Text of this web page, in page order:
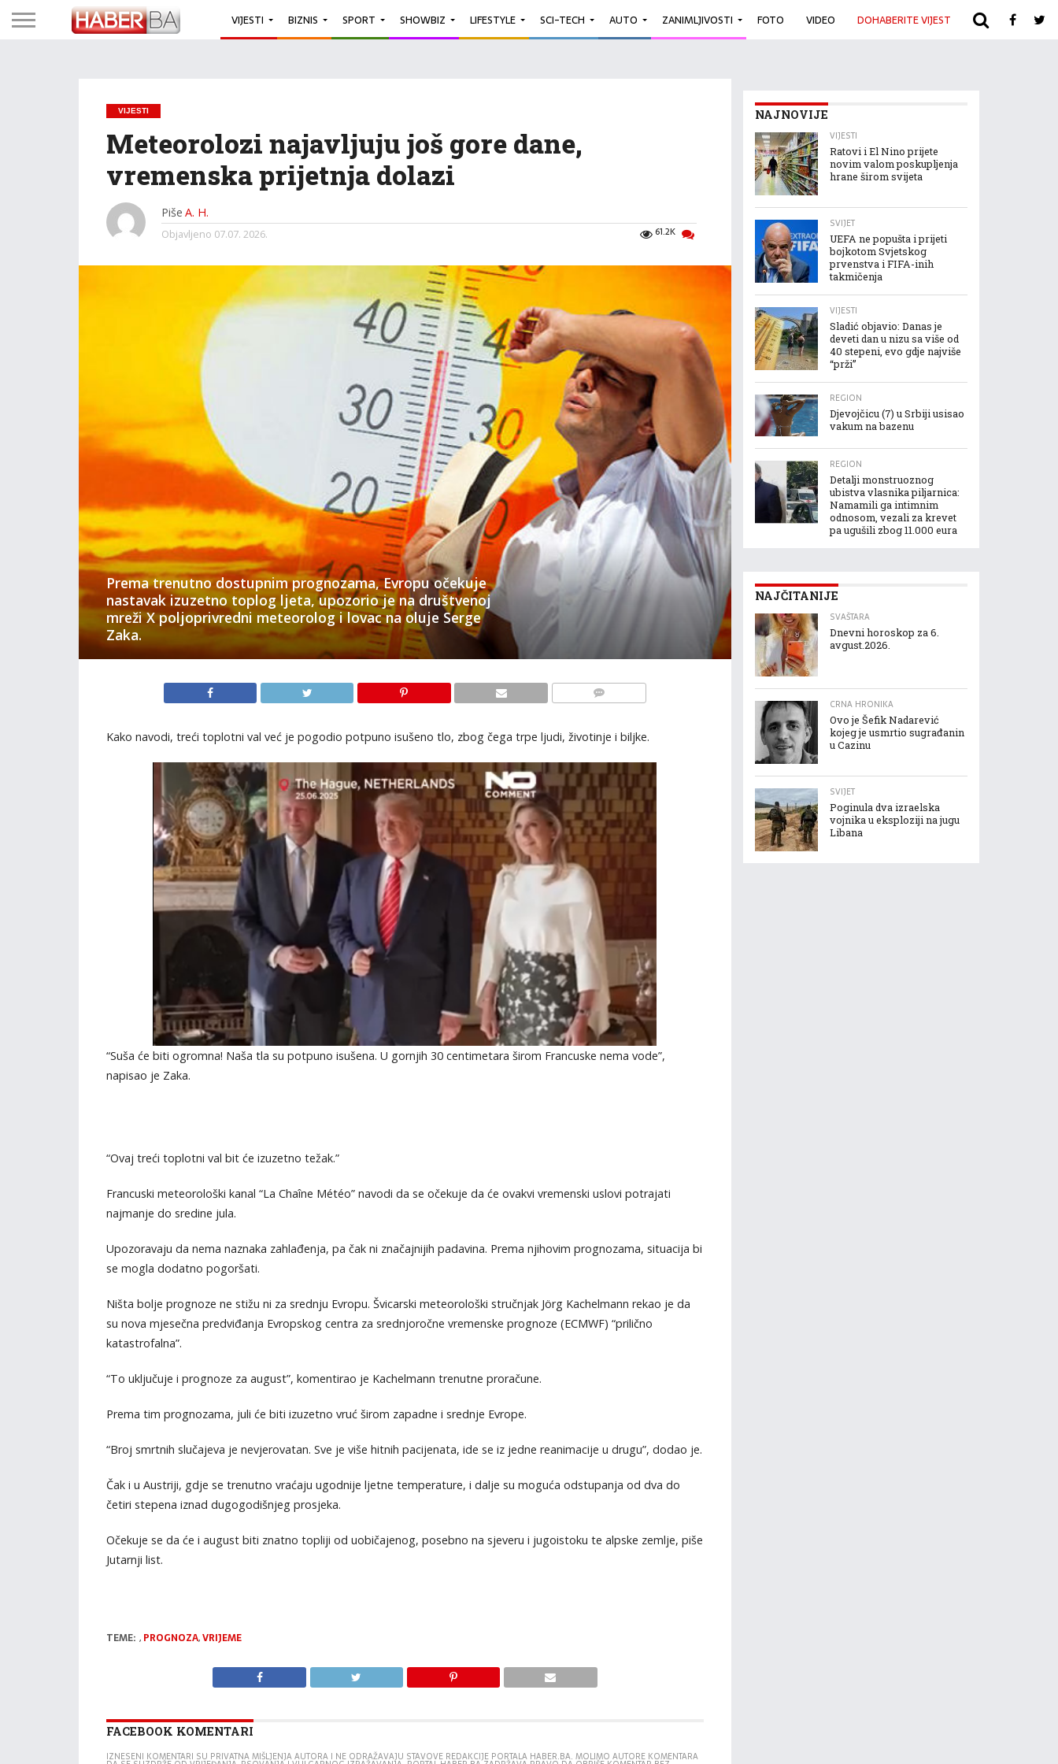
VIJESTI BIZNIS SPORT SHOWBIZ LIFESTYLE SCI-TECH AUTO ZANIMLJIVOSTI FOTO VIDEO DOHABERITE VIJEST ARHIVA
VIJESTI
Meteorolozi najavljuju još gore dane,
vremenska prijetnja dolazi
Piše A. H.
61.2K
Objavljeno 07.07. 2026.
Prema trenutno dostupnim prognozama, Evropu očekuje
nastavak izuzetno toplog ljeta, upozorio je na društvenoj
mreži X poljoprivredni meteorolog i lovac na oluje Serge
Zaka.
Kako navodi, treći toplotni val već je pogodio potpuno isušeno tlo, zbog čega trpe ljudi, životinje i biljke.
“Suša će biti ogromna! Naša tla su potpuno isušena. U gornjih 30 centimetara širom Francuske nema vode”,
napisao je Zaka.
“Ovaj treći toplotni val bit će izuzetno težak.”
Francuski meteorološki kanal “La Chaîne Météo” navodi da se očekuje da će ovakvi vremenski uslovi potrajati
najmanje do sredine jula.
Upozoravaju da nema naznaka zahlađenja, pa čak ni značajnijih padavina. Prema njihovim prognozama, situacija bi
se mogla dodatno pogoršati.
Ništa bolje prognoze ne stižu ni za srednju Evropu. Švicarski meteorološki stručnjak Jörg Kachelmann rekao je da
su nova mjesečna predviđanja Evropskog centra za srednjoročne vremenske prognoze (ECMWF) “prilično
katastrofalna”.
“To uključuje i prognoze za august”, komentirao je Kachelmann trenutne proračune.
Prema tim prognozama, juli će biti izuzetno vruć širom zapadne i srednje Evrope.
“Broj smrtnih slučajeva je nevjerovatan. Sve je više hitnih pacijenata, ide se iz jedne reanimacije u drugu”, dodao je.
Čak i u Austriji, gdje se trenutno vraćaju ugodnije ljetne temperature, i dalje su moguća odstupanja od dva do
četiri stepena iznad dugogodišnjeg prosjeka.
Očekuje se da će i august biti znatno topliji od uobičajenog, posebno na sjeveru i jugoistoku te alpske zemlje, piše
Jutarnji list.
TEME: , PROGNOZA,VRIJEME
FACEBOOK KOMENTARI
IZNESENI KOMENTARI SU PRIVATNA MIŠLJENJA AUTORA I NE ODRAŽAVAJU STAVOVE REDAKCIJE PORTALA HABER.BA. MOLIMO AUTORE KOMENTARA
NAJNOVIJE
VIJESTI
Ratovi i El Nino prijete
novim valom poskupljenja
hrane širom svijeta
SVIJET
UEFA ne popušta i prijeti
bojkotom Svjetskog
prvenstva i FIFA-inih
takmičenja
VIJESTI
Sladić objavio: Danas je
deveti dan u nizu sa više od
40 stepeni, evo gdje najviše
“prži”
REGION
Djevojčicu (7) u Srbiji usisao
vakum na bazenu
REGION
Detalji monstruoznog
ubistva vlasnika piljarnica:
Namamili ga intimnim
odnosom, vezali za krevet
pa ugušili zbog 11.000 eura
NAJČITANIJE
SVAŠTARA
Dnevni horoskop za 6.
avgust.2026.
CRNA HRONIKA
Ovo je Šefik Nadarević
kojeg je usmrtio sugrađanin
u Cazinu
SVIJET
Poginula dva izraelska
vojnika u eksploziji na jugu
Libana